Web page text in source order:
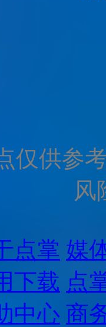
仅供参
风
点掌 媒
下载 点
中心 商